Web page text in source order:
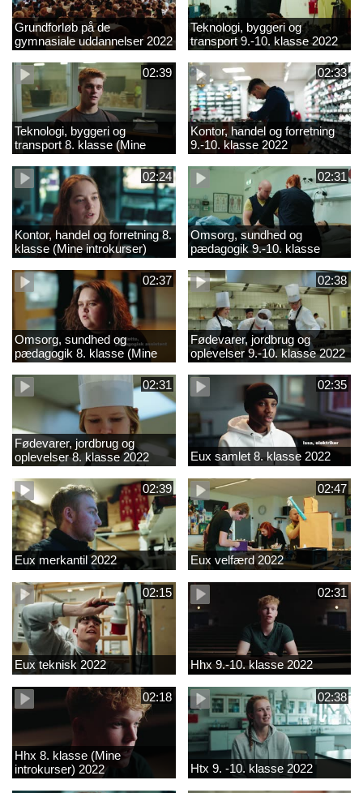
Grundforløb på de
gymnasiale uddannelser 2022
Teknologi, byggeri og
transport 9.-10. klasse 2022
02:39
Teknologi, byggeri og
transport 8. klasse (Mine
introkurser) 2022
02:33
Kontor, handel og forretning
9.-10. klasse 2022
02:24
Kontor, handel og forretning 8.
klasse (Mine introkurser)
2022
02:31
Omsorg, sundhed og
pædagogik 9.-10. klasse
2022
02:37
Omsorg, sundhed og
pædagogik 8. klasse (Mine
introkurser) 2022
02:38
Fødevarer, jordbrug og
oplevelser 9.-10. klasse 2022
02:31
Fødevarer, jordbrug og
oplevelser 8. klasse 2022
02:35
Eux samlet 8. klasse 2022
02:39
Eux merkantil 2022
02:47
Eux velfærd 2022
02:15
Eux teknisk 2022
02:31
Hhx 9.-10. klasse 2022
02:18
Hhx 8. klasse (Mine
introkurser) 2022
02:38
Htx 9. -10. klasse 2022